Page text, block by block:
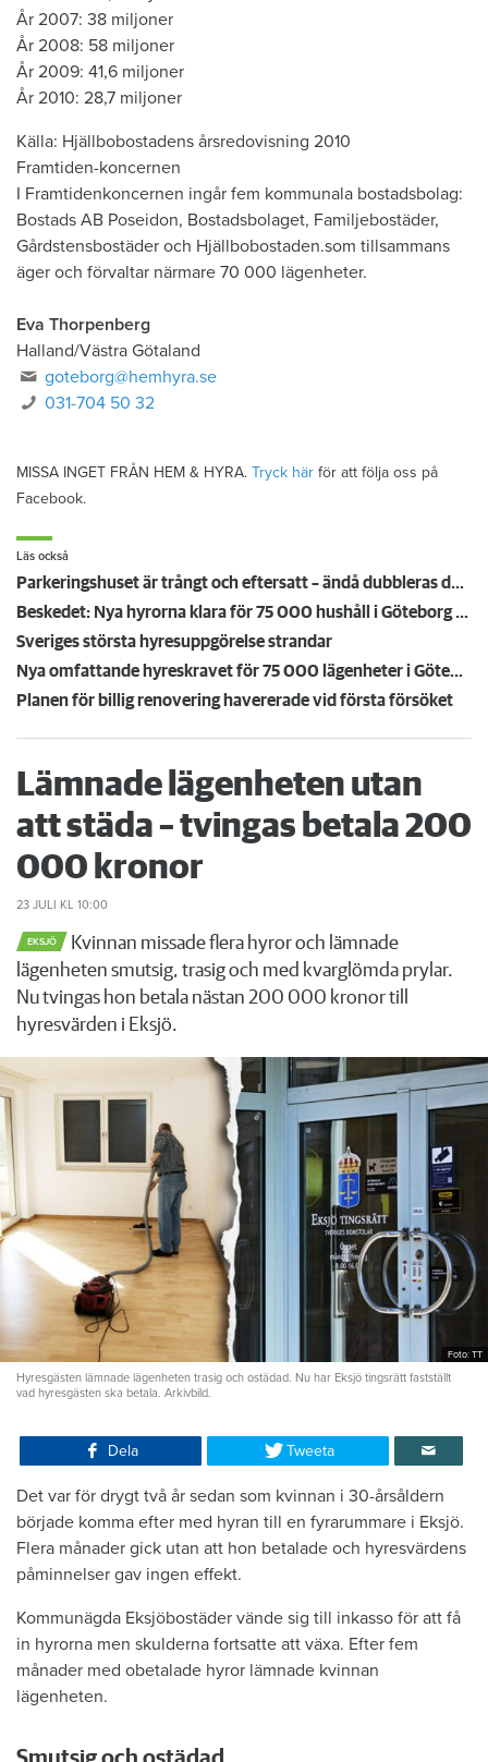
År 2007: 38 miljoner
År 2008: 58 miljoner
År 2009: 41,6 miljoner
År 2010: 28,7 miljoner
Källa: Hjällbobostadens årsredovisning 2010
Framtiden-koncernen
I Framtidenkoncernen ingår fem kommunala bostadsbolag:
Bostads AB Poseidon, Bostadsbolaget, Familjebostäder,
Gårdstensbostäder och Hjällbobostaden.som tillsammans
äger och förvaltar närmare 70 000 lägenheter.
Eva Thorpenberg
Halland/Västra Götaland
goteborg@hemhyra.se
031-704 50 32
MISSA INGET FRÅN HEM & HYRA. Tryck här för att följa oss på
Facebook.
Läs också
Parkeringshuset är trångt och eftersatt – ändå dubbleras deras hyra
Beskedet: Nya hyrorna klara för 75 000 hushåll i Göteborg – ”En historiskt hög höjning”
Sveriges största hyresuppgörelse strandar
Nya omfattande hyreskravet för 75 000 lägenheter i Göteborg – var fjärde göteborgare berörs
Planen för billig renovering havererade vid första försöket
Lämnade lägenheten utan
att städa – tvingas betala 200
000 kronor
23 JULI KL 10:00
EKSJÖ
Kvinnan missade flera hyror och lämnade
lägenheten smutsig, trasig och med kvarglömda prylar.
Nu tvingas hon betala nästan 200 000 kronor till
hyresvärden i Eksjö.
Foto: TT
Hyresgästen lämnade lägenheten trasig och ostädad. Nu har Eksjö tingsrätt fastställt
vad hyresgästen ska betala. Arkivbild.
Dela Tweeta
Det var för drygt två år sedan som kvinnan i 30-årsåldern
började komma efter med hyran till en fyrarummare i Eksjö.
Flera månader gick utan att hon betalade och hyresvärdens
påminnelser gav ingen effekt.
Kommunägda Eksjöbostäder vände sig till inkasso för att få
in hyrorna men skulderna fortsatte att växa. Efter fem
månader med obetalade hyror lämnade kvinnan
lägenheten.